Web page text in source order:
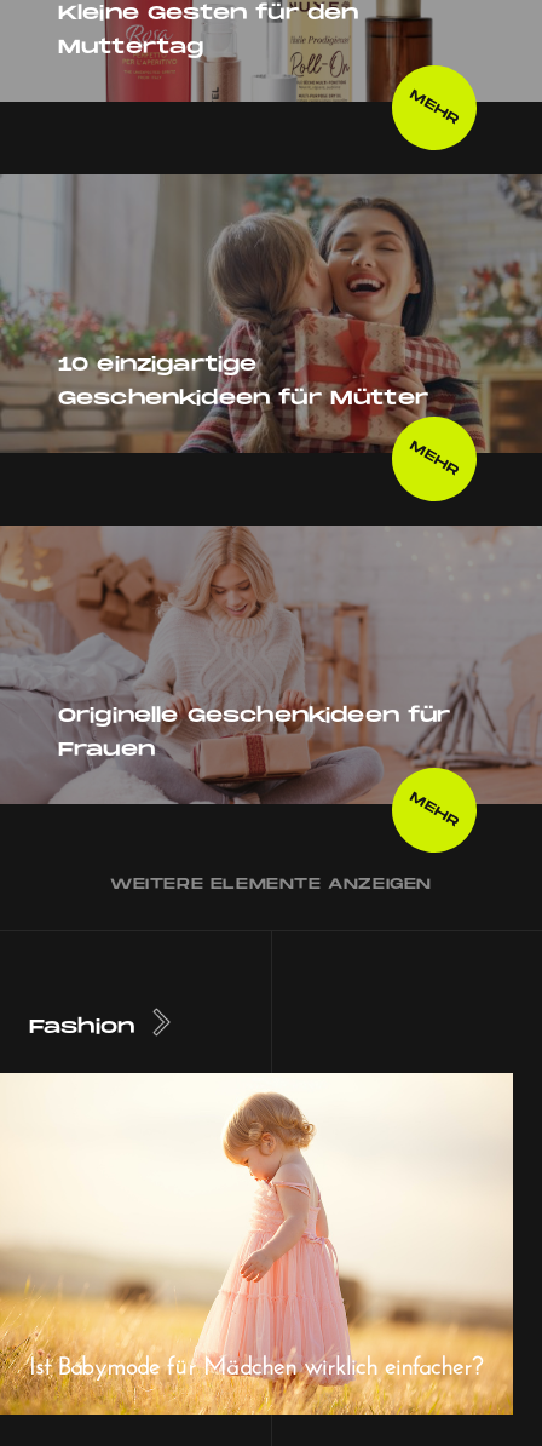
Kleine Gesten für den
Muttertag
MEHR
10 einzigartige
Geschenkideen für Mütter
MEHR
Originelle Geschenkideen für
Frauen
MEHR
WEITERE ELEMENTE ANZEIGEN
Fashion
Ist Babymode für Mädchen wirklich einfacher?